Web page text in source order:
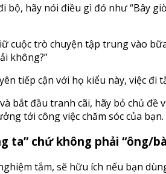
bộ, hãy nói điều gì đó như “Bây
cuộc trò chuyện tập trung vào
không?”
tiếp cận với họ kiểu này, việc đi
bắt đầu tranh cãi, hãy bỏ chủ đề
tới công việc chăm sóc của
ta” chứ không phải “ông/
tắm, sẽ hữu ích nếu bạn